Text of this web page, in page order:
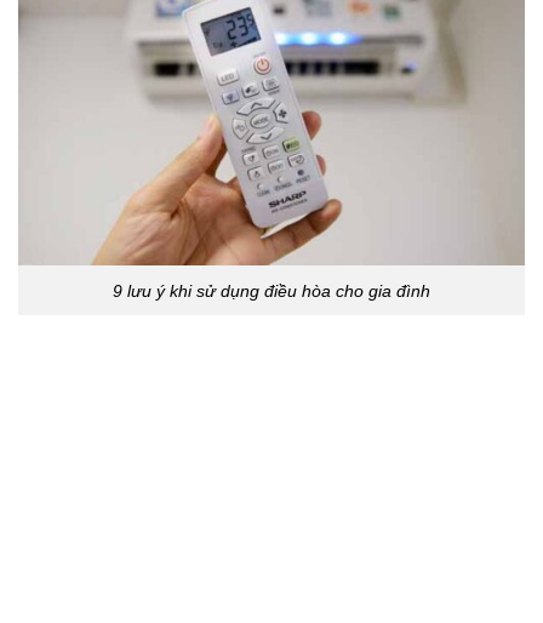
9 lưu ý khi sử dụng điều hòa cho gia đình